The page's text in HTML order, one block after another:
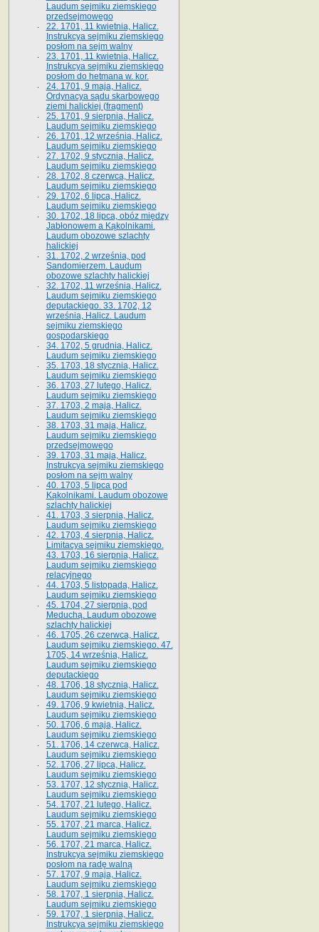
Laudum sejmiku ziemskiego
przedsejmowego
22. 1701, 11 kwietnia, Halicz.
Instrukcya sejmiku ziemskiego
posłom na sejm walny
23. 1701, 11 kwietnia, Halicz.
Instrukcya sejmiku ziemskiego
posłom do hetmana w. kor.
24. 1701, 9 maja, Halicz.
Ordynacya sądu skarbowego
ziemi halickiej (fragment)
25. 1701, 9 sierpnia, Halicz.
Laudum sejmiku ziemskiego
26. 1701, 12 września, Halicz.
Laudum sejmiku ziemskiego
27. 1702, 9 stycznia, Halicz.
Laudum sejmiku ziemskiego
28. 1702, 8 czerwca, Halicz.
Laudum sejmiku ziemskiego
29. 1702, 6 lipca, Halicz.
Laudum sejmiku ziemskiego
30. 1702, 18 lipca, obóz między
Jabłonowem a Kąkolnikami.
Laudum obozowe szlachty
halickiej
31. 1702, 2 września, pod
Sandomierzem. Laudum
obozowe szlachty halickiej
32. 1702, 11 września, Halicz.
Laudum sejmiku ziemskiego
deputackiego. 33. 1702, 12
września, Halicz. Laudum
sejmiku ziemskiego
gospodarskiego
34. 1702, 5 grudnia, Halicz.
Laudum sejmiku ziemskiego
35. 1703, 18 stycznia, Halicz.
Laudum sejmiku ziemskiego
36. 1703, 27 lutego, Halicz.
Laudum sejmiku ziemskiego
37. 1703, 2 maja, Halicz.
Laudum sejmiku ziemskiego
38. 1703, 31 maja, Halicz.
Laudum sejmiku ziemskiego
przedsejmowego
39. 1703, 31 maja, Halicz.
Instrukcya sejmiku ziemskiego
posłom na sejm walny
40. 1703, 5 lipca pod
Kąkolnikami. Laudum obozowe
szlachty halickiej
41­. 1703, 3 sierpnia, Halicz.
Laudum sejmiku ziemskiego
42. 1703, 4 sierpnia, Halicz.
Limitacya sejmiku ziemskiego.
43. 1703, 16 sierpnia, Halicz.
Laudum sejmiku ziemskiego
relacyjnego
44. 1703, 5 listopada, Halicz.
Laudum sejmiku ziemskiego
45. 1704, 27 sierpnia, pod
Meduchą. Laudum obozowe
szlachty halickiej
46. 1705, 26 czerwca, Halicz.
Laudum sejmiku ziemskiego. 47.
1705, 14 września, Halicz.
Laudum sejmiku ziemskiego
deputackiego
48. 1706, 18 stycznia, Halicz.
Laudum sejmiku ziemskiego
49. 1706, 9 kwietnia, Halicz.
Laudum sejmiku ziemskiego
50. 1706, 6 maja, Halicz.
Laudum sejmiku ziemskiego
51. 1706, 14 czerwca, Halicz.
Laudum sejmiku ziemskiego
52. 1706, 27 lipca, Halicz.
Laudum sejmiku ziemskiego
53. 1707, 12 stycznia, Halicz.
Laudum sejmiku ziemskiego
54. 1707, 21 lutego, Halicz.
Laudum sejmiku ziemskiego
55. 1707, 21 marca, Halicz.
Laudum sejmiku ziemskiego
56. 1707, 21 marca, Halicz.
Instrukcya sejmiku ziemskiego
posłom na radę walną
57. 1707, 9 maja, Halicz.
Laudum sejmiku ziemskiego
58. 1707, 1 sierpnia, Halicz.
Laudum sejmiku ziemskiego
59. 1707, 1 sierpnia, Halicz.
Instrukcya sejmiku ziemskiego